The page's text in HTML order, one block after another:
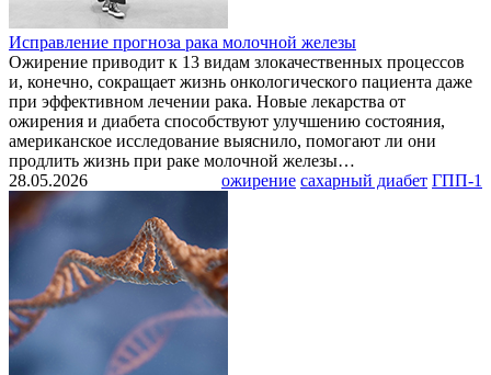
Исправление прогноза рака молочной железы
Ожирение приводит к 13 видам злокачественных процессов
и, конечно, сокращает жизнь онкологического пациента даже
при эффективном лечении рака. Новые лекарства от
ожирения и диабета способствуют улучшению состояния,
американское исследование выяснило, помогают ли они
продлить жизнь при раке молочной железы…
ожирение сахарный диабет ГПП-1
28.05.2026